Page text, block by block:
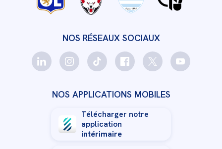
NOS RÉSEAUX SOCIAUX
NOS APPLICATIONS MOBILES
Télécharger notre
application
intérimaire